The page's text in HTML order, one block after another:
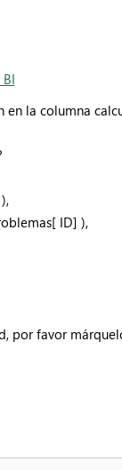
en la columna
ID] ),
por favor